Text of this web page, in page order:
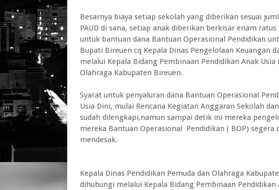
Besarnya biaya setiap sekolah yang diberikan sesuai
PAUD di sana, setiap anak diberikan berkisar enam
untuk bantuan dana Bantuan Operasional Pendidikan
Bupati Bireuen cq Kepala Dinas Pengelolaan Keuangan
melalui Kepala Bidang Pembinaan Pendidikan Anak Usia
Olahraga Kabupaten Bireuen.
Syarat untuk penyaluran dana Bantuan Operasional
Usia Dini, mulai Rencana Kegiatan Anggaran Sekolah
sudah dilengkapi,namun sampai detik ini mereka
mereka Bantuan Operasional Pendidikan ( BOP)
mendesak.
Kepala Dinas Pendidikan Pemuda dan Olahraga
dihubungi melalui Kepala Bidang Pembinaan